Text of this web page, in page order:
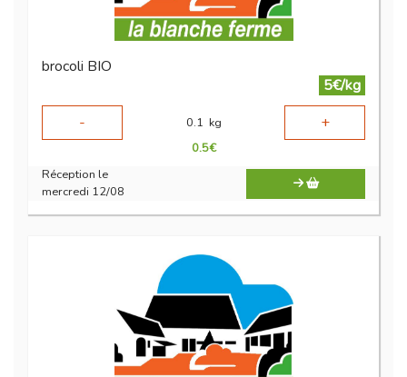
brocoli BIO
5€/kg
-
0.1 kg +
0.5€
Réception le
mercredi 12/08